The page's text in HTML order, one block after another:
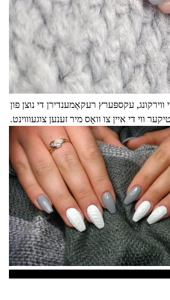
עקספּערץ רעקאָמענדירן די נוצן פון